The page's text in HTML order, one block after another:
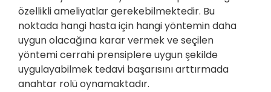
özellikli ameliyatlar gerekebilmektedir. Bu
noktada hangi hasta için hangi yöntemin daha
uygun olacağına karar vermek ve seçilen
yöntemi cerrahi prensiplere uygun şekilde
uygulayabilmek tedavi başarısını arttırmada
anahtar rolü oynamaktadır.